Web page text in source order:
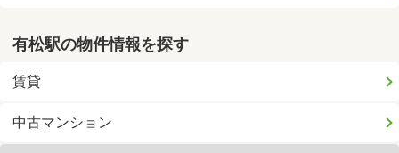
有松駅の物件情報を探す
賃貸
中古マンション